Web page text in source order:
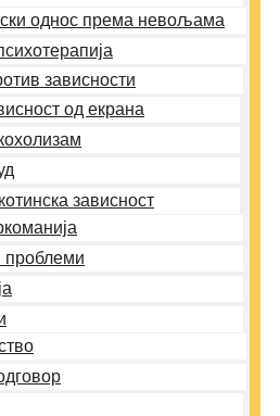
однос према невољама
зависности
од екрана
зависност